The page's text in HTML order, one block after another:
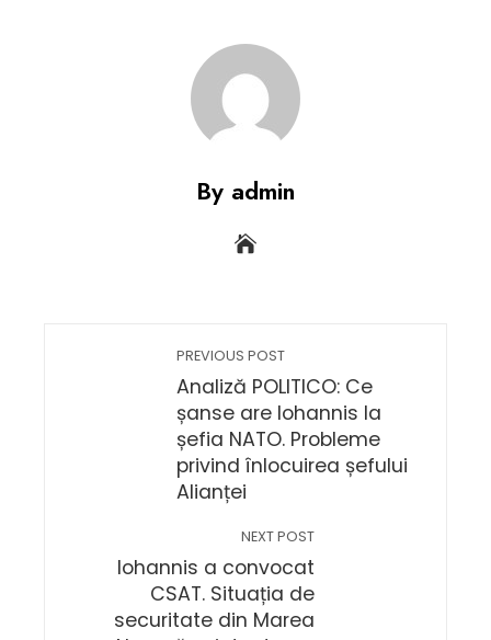
By admin
PREVIOUS POST
Analiză POLITICO: Ce
șanse are Iohannis la
șefia NATO. Probleme
privind înlocuirea șefului
Alianței
NEXT POST
Iohannis a convocat
CSAT. Situația de
securitate din Marea